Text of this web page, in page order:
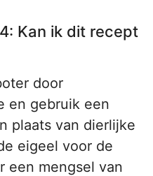
Kan ik dit recept
door
en gebruik een
plaats van dierlijke
eigeel voor de
een mengsel van